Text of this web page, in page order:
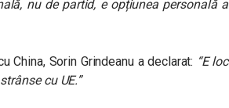
nu de partid, e opțiunea personală a
Sorin Grindeanu a declarat: “E loc
cu UE.”